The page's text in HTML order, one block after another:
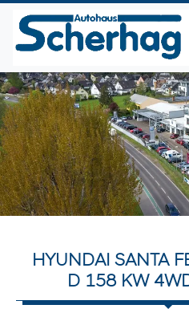
HYUNDAI SANTA
D 158 KW